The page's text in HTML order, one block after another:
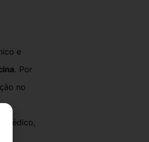
e
. Por
no
médico,